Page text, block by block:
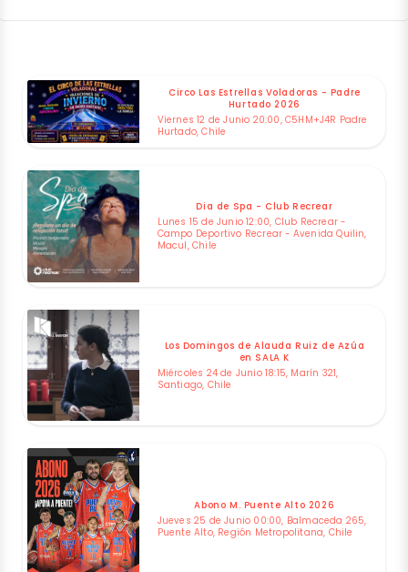
Circo Las Estrellas Voladoras - Padre
Hurtado 2026
Viernes 12 de Junio 20:00, C5HM+J4R Padre
Hurtado, Chile
Dia de Spa - Club Recrear
Lunes 15 de Junio 12:00, Club Recrear -
Campo Deportivo Recrear - Avenida Quilin,
Macul, Chile
Los Domingos de Alauda Ruiz de Azúa
en SALA K
Miércoles 24 de Junio 18:15, Marín 321,
Santiago, Chile
Abono M. Puente Alto 2026
Jueves 25 de Junio 00:00, Balmaceda 265,
Puente Alto, Región Metropolitana, Chile